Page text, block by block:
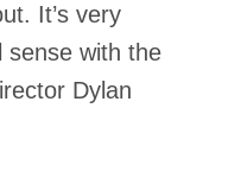
It’s very
sense with the
Dylan